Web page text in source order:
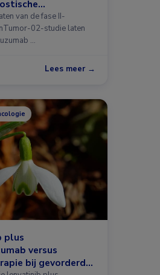
bij HER2-
van de fase II-
02-studie laten
…
Lees meer →
plus
versus
bij gevorderd